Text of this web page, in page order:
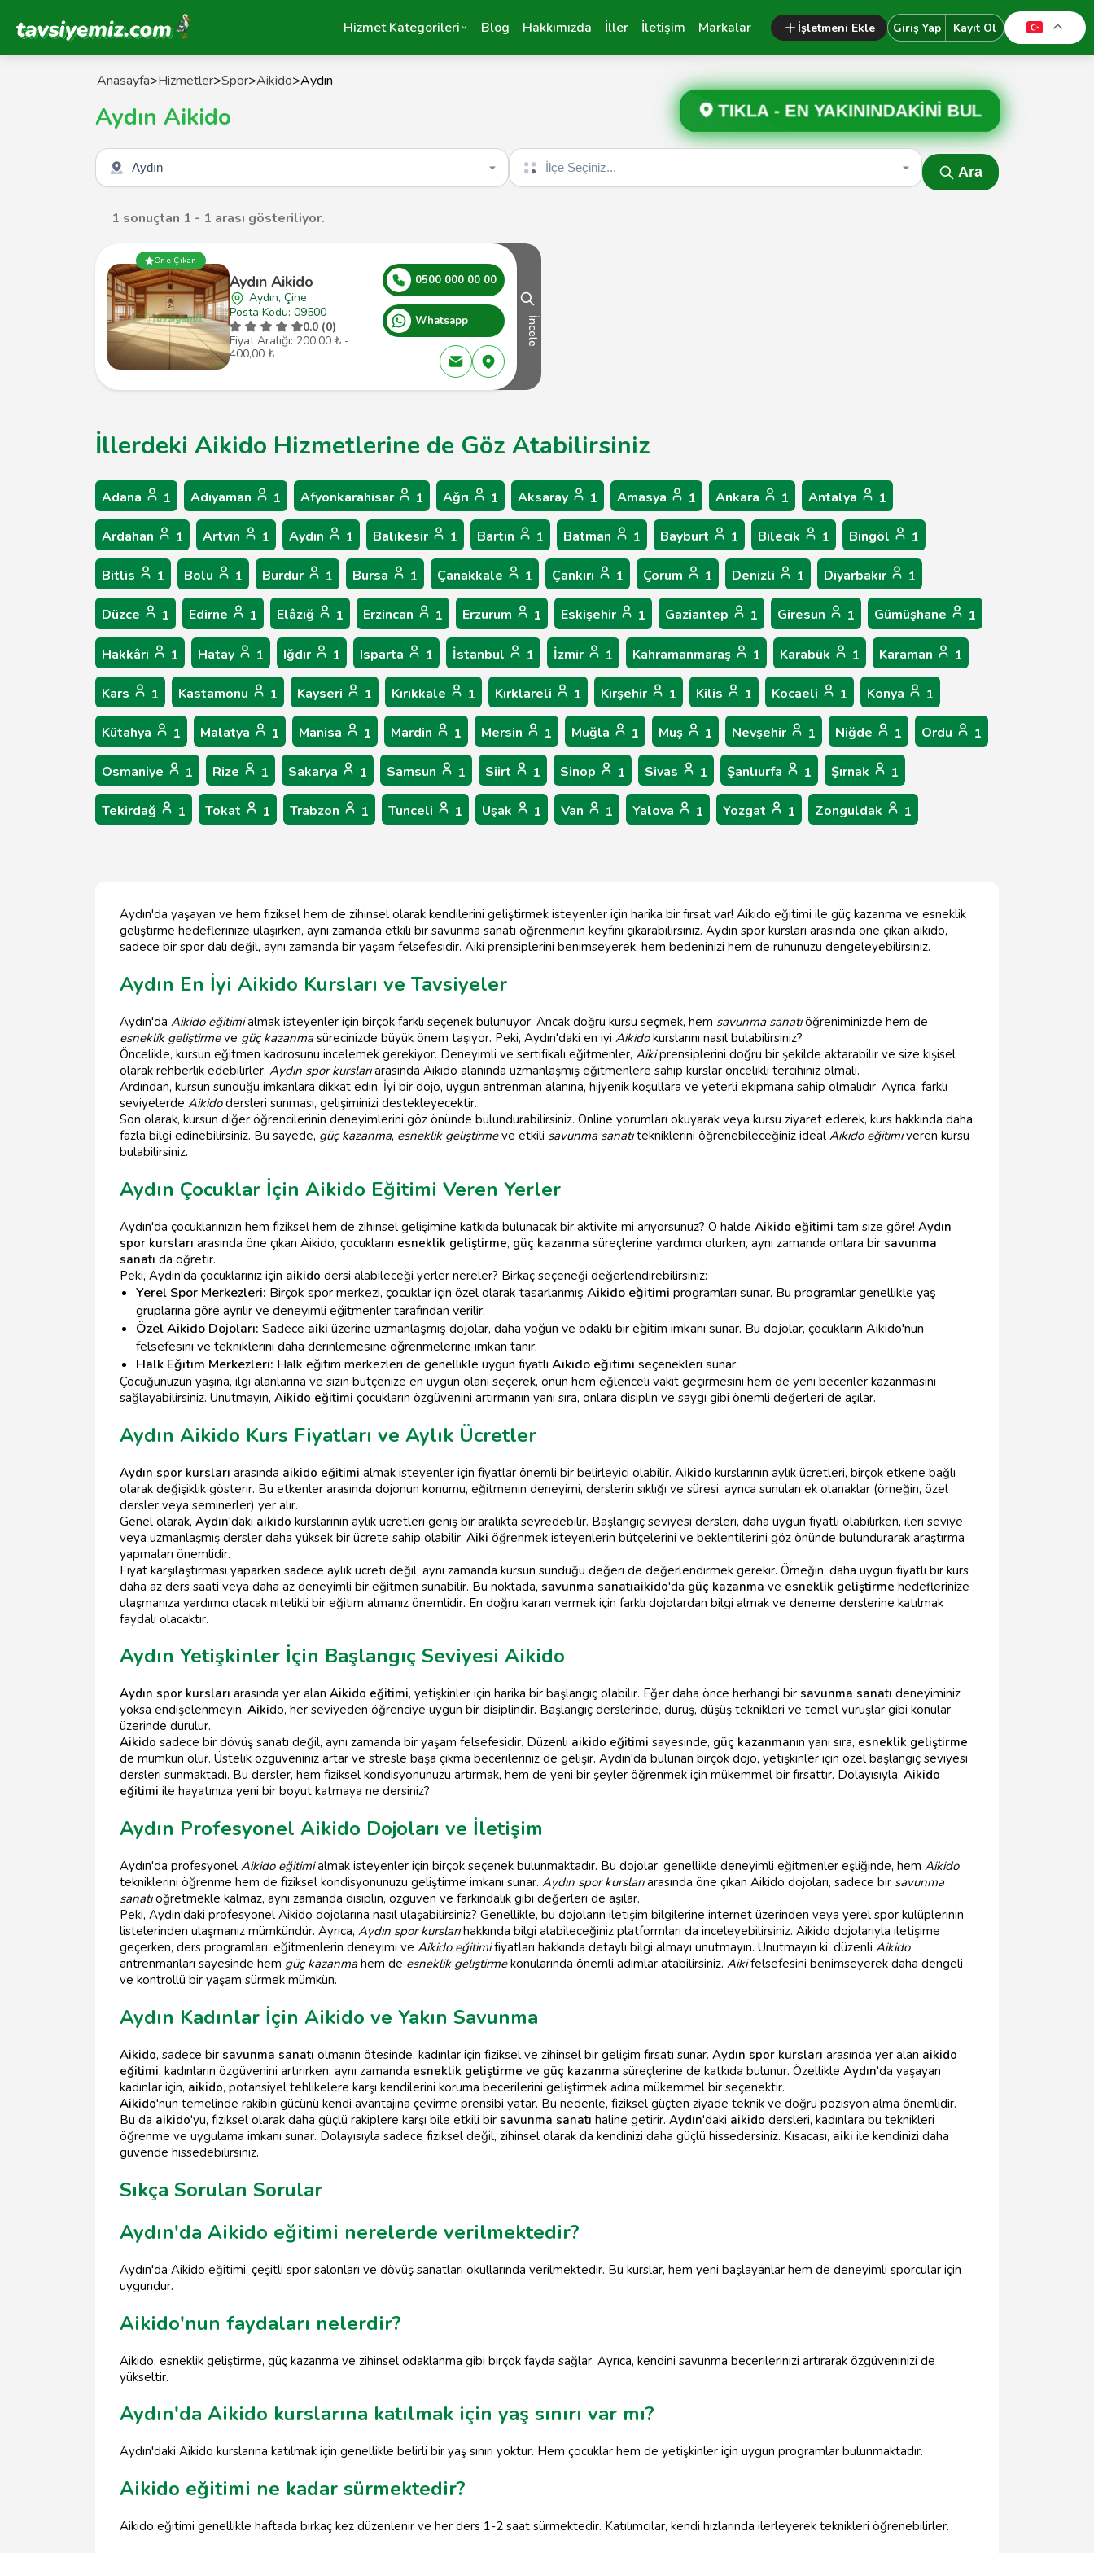
Tavsiyemiz Anasayfa Hizmet Kategorileri Blog Hakkımızda İller İletişim Markalar İşletmeni Ekle Giriş Yap Kayıt Ol
Anasayfa>Hizmetler>Spor>Aikido>Aydın
Aydın Aikido TIKLA - EN YAKININDAKİNİ BUL
Şehir seçin İlçe seçin
Ara
1 sonuçtan 1 - 1 arası gösteriliyor.
Öne Çıkan
Aydın Aikido
Aydın, Çine
Posta Kodu: 09500
0.0 (0)
Fiyat Aralığı: 200,00 ₺ -
400,00 ₺
0500 000 00 00
Whatsapp İncele
İllerdeki Aikido Hizmetlerine de Göz Atabilirsiniz
Adana 1 Adıyaman 1 Afyonkarahisar 1 Ağrı 1 Aksaray 1 Amasya 1 Ankara 1 Antalya 1
Ardahan 1 Artvin 1 Aydın 1 Balıkesir 1 Bartın 1 Batman 1 Bayburt 1 Bilecik 1 Bingöl 1
Bitlis 1 Bolu 1 Burdur 1 Bursa 1 Çanakkale 1 Çankırı 1 Çorum 1 Denizli 1 Diyarbakır 1
Düzce 1 Edirne 1 Elâzığ 1 Erzincan 1 Erzurum 1 Eskişehir 1 Gaziantep 1 Giresun 1 Gümüşhane 1
Hakkâri 1 Hatay 1 Iğdır 1 Isparta 1 İstanbul 1 İzmir 1 Kahramanmaraş 1 Karabük 1 Karaman 1
Kars 1 Kastamonu 1 Kayseri 1 Kırıkkale 1 Kırklareli 1 Kırşehir 1 Kilis 1 Kocaeli 1 Konya 1
Kütahya 1 Malatya 1 Manisa 1 Mardin 1 Mersin 1 Muğla 1 Muş 1 Nevşehir 1 Niğde 1 Ordu 1
Osmaniye 1 Rize 1 Sakarya 1 Samsun 1 Siirt 1 Sinop 1 Sivas 1 Şanlıurfa 1 Şırnak 1
Tekirdağ 1 Tokat 1 Trabzon 1 Tunceli 1 Uşak 1 Van 1 Yalova 1 Yozgat 1 Zonguldak 1
Aydın'da yaşayan ve hem fiziksel hem de zihinsel olarak kendilerini geliştirmek isteyenler için harika bir fırsat var! Aikido eğitimi ile güç kazanma ve esneklik
geliştirme hedeflerinize ulaşırken, aynı zamanda etkili bir savunma sanatı öğrenmenin keyfini çıkarabilirsiniz. Aydın spor kursları arasında öne çıkan aikido,
sadece bir spor dalı değil, aynı zamanda bir yaşam felsefesidir. Aiki prensiplerini benimseyerek, hem bedeninizi hem de ruhunuzu dengeleyebilirsiniz.
Aydın En İyi Aikido Kursları ve Tavsiyeler
Aydın'da Aikido eğitimialmak isteyenler için birçok farklı seçenek bulunuyor. Ancak doğru kursu seçmek, hem savunma sanatıöğreniminizde hem de
esneklik geliştirmeve güç kazanmasürecinizde büyük önem taşıyor. Peki, Aydın'daki en iyi Aikidokurslarını nasıl bulabilirsiniz?
Öncelikle, kursun eğitmen kadrosunu incelemek gerekiyor. Deneyimli ve sertifikalı eğitmenler, Aikiprensiplerini doğru bir şekilde aktarabilir ve size kişisel
olarak rehberlik edebilirler. Aydın spor kurslarıarasında Aikido alanında uzmanlaşmış eğitmenlere sahip kurslar öncelikli tercihiniz olmalı.
Ardından, kursun sunduğu imkanlara dikkat edin. İyi bir dojo, uygun antrenman alanına, hijyenik koşullara ve yeterli ekipmana sahip olmalıdır. Ayrıca, farklı
seviyelerde Aikidodersleri sunması, gelişiminizi destekleyecektir.
Son olarak, kursun diğer öğrencilerinin deneyimlerini göz önünde bulundurabilirsiniz. Online yorumları okuyarak veya kursu ziyaret ederek, kurs hakkında daha
fazla bilgi edinebilirsiniz. Bu sayede, güç kazanma, esneklik geliştirmeve etkili savunma sanatıtekniklerini öğrenebileceğiniz ideal Aikido eğitimiveren kursu
bulabilirsiniz.
Aydın Çocuklar İçin Aikido Eğitimi Veren Yerler
Aydın'da çocuklarınızın hem fiziksel hem de zihinsel gelişimine katkıda bulunacak bir aktivite mi arıyorsunuz? O halde Aikido eğitimi tam size göre! Aydın
spor kursları arasında öne çıkan Aikido, çocukların esneklik geliştirme, güç kazanma süreçlerine yardımcı olurken, aynı zamanda onlara bir savunma
sanatı da öğretir.
Peki, Aydın'da çocuklarınız için aikido dersi alabileceği yerler nereler? Birkaç seçeneği değerlendirebilirsiniz:
Yerel Spor Merkezleri: Birçok spor merkezi, çocuklar için özel olarak tasarlanmış Aikido eğitimi programları sunar. Bu programlar genellikle yaş
gruplarına göre ayrılır ve deneyimli eğitmenler tarafından verilir.
Özel Aikido Dojoları: Sadece aiki üzerine uzmanlaşmış dojolar, daha yoğun ve odaklı bir eğitim imkanı sunar. Bu dojolar, çocukların Aikido'nun
felsefesini ve tekniklerini daha derinlemesine öğrenmelerine imkan tanır.
Halk Eğitim Merkezleri: Halk eğitim merkezleri de genellikle uygun fiyatlı Aikido eğitimi seçenekleri sunar.
Çocuğunuzun yaşına, ilgi alanlarına ve sizin bütçenize en uygun olanı seçerek, onun hem eğlenceli vakit geçirmesini hem de yeni beceriler kazanmasını
sağlayabilirsiniz. Unutmayın, Aikido eğitimi çocukların özgüvenini artırmanın yanı sıra, onlara disiplin ve saygı gibi önemli değerleri de aşılar.
Aydın Aikido Kurs Fiyatları ve Aylık Ücretler
Aydın spor kursları arasında aikido eğitimi almak isteyenler için fiyatlar önemli bir belirleyici olabilir. Aikido kurslarının aylık ücretleri, birçok etkene bağlı
olarak değişiklik gösterir. Bu etkenler arasında dojonun konumu, eğitmenin deneyimi, derslerin sıklığı ve süresi, ayrıca sunulan ek olanaklar (örneğin, özel
dersler veya seminerler) yer alır.
Genel olarak, Aydın'daki aikido kurslarının aylık ücretleri geniş bir aralıkta seyredebilir. Başlangıç seviyesi dersleri, daha uygun fiyatlı olabilirken, ileri seviye
veya uzmanlaşmış dersler daha yüksek bir ücrete sahip olabilir. Aiki öğrenmek isteyenlerin bütçelerini ve beklentilerini göz önünde bulundurarak araştırma
yapmaları önemlidir.
Fiyat karşılaştırması yaparken sadece aylık ücreti değil, aynı zamanda kursun sunduğu değeri de değerlendirmek gerekir. Örneğin, daha uygun fiyatlı bir kurs
daha az ders saati veya daha az deneyimli bir eğitmen sunabilir. Bu noktada, savunma sanatıaikido'da güç kazanma ve esneklik geliştirme hedeflerinize
ulaşmanıza yardımcı olacak nitelikli bir eğitim almanız önemlidir. En doğru kararı vermek için farklı dojolardan bilgi almak ve deneme derslerine katılmak
faydalı olacaktır.
Aydın Yetişkinler İçin Başlangıç Seviyesi Aikido
Aydın spor kursları arasında yer alan Aikido eğitimi, yetişkinler için harika bir başlangıç olabilir. Eğer daha önce herhangi bir savunma sanatı deneyiminiz
yoksa endişelenmeyin. Aikido, her seviyeden öğrenciye uygun bir disiplindir. Başlangıç derslerinde, duruş, düşüş teknikleri ve temel vuruşlar gibi konular
üzerinde durulur.
Aikido sadece bir dövüş sanatı değil, aynı zamanda bir yaşam felsefesidir. Düzenli aikido eğitimi sayesinde, güç kazanmanın yanı sıra, esneklik geliştirme
de mümkün olur. Üstelik özgüveniniz artar ve stresle başa çıkma becerileriniz de gelişir. Aydın'da bulunan birçok dojo, yetişkinler için özel başlangıç seviyesi
dersleri sunmaktadı. Bu dersler, hem fiziksel kondisyonunuzu artırmak, hem de yeni bir şeyler öğrenmek için mükemmel bir fırsattır. Dolayısıyla, Aikido
eğitimi ile hayatınıza yeni bir boyut katmaya ne dersiniz?
Aydın Profesyonel Aikido Dojoları ve İletişim
Aydın'da profesyonel Aikido eğitimialmak isteyenler için birçok seçenek bulunmaktadır. Bu dojolar, genellikle deneyimli eğitmenler eşliğinde, hem Aikido
tekniklerini öğrenme hem de fiziksel kondisyonunuzu geliştirme imkanı sunar. Aydın spor kurslarıarasında öne çıkan Aikido dojoları, sadece bir savunma
sanatıöğretmekle kalmaz, aynı zamanda disiplin, özgüven ve farkındalık gibi değerleri de aşılar.
Peki, Aydın'daki profesyonel Aikido dojolarına nasıl ulaşabilirsiniz? Genellikle, bu dojoların iletişim bilgilerine internet üzerinden veya yerel spor kulüplerinin
listelerinden ulaşmanız mümkündür. Ayrıca, Aydın spor kurslarıhakkında bilgi alabileceğiniz platformları da inceleyebilirsiniz. Aikido dojolarıyla iletişime
geçerken, ders programları, eğitmenlerin deneyimi ve Aikido eğitimifiyatları hakkında detaylı bilgi almayı unutmayın. Unutmayın ki, düzenli Aikido
antrenmanları sayesinde hem güç kazanmahem de esneklik geliştirmekonularında önemli adımlar atabilirsiniz. Aikifelsefesini benimseyerek daha dengeli
ve kontrollü bir yaşam sürmek mümkün.
Aydın Kadınlar İçin Aikido ve Yakın Savunma
Aikido, sadece bir savunma sanatı olmanın ötesinde, kadınlar için fiziksel ve zihinsel bir gelişim fırsatı sunar. Aydın spor kursları arasında yer alan aikido
eğitimi, kadınların özgüvenini artırırken, aynı zamanda esneklik geliştirme ve güç kazanma süreçlerine de katkıda bulunur. Özellikle Aydın'da yaşayan
kadınlar için, aikido, potansiyel tehlikelere karşı kendilerini koruma becerilerini geliştirmek adına mükemmel bir seçenektir.
Aikido'nun temelinde rakibin gücünü kendi avantajına çevirme prensibi yatar. Bu nedenle, fiziksel güçten ziyade teknik ve doğru pozisyon alma önemlidir.
Bu da aikido'yu, fiziksel olarak daha güçlü rakiplere karşı bile etkili bir savunma sanatı haline getirir. Aydın'daki aikido dersleri, kadınlara bu teknikleri
öğrenme ve uygulama imkanı sunar. Dolayısıyla sadece fiziksel değil, zihinsel olarak da kendinizi daha güçlü hissedersiniz. Kısacası, aiki ile kendinizi daha
güvende hissedebilirsiniz.
Sıkça Sorulan Sorular
Aydın'da Aikido eğitimi nerelerde verilmektedir?
Aydın'da Aikido eğitimi, çeşitli spor salonları ve dövüş sanatları okullarında verilmektedir. Bu kurslar, hem yeni başlayanlar hem de deneyimli sporcular için
uygundur.
Aikido'nun faydaları nelerdir?
Aikido, esneklik geliştirme, güç kazanma ve zihinsel odaklanma gibi birçok fayda sağlar. Ayrıca, kendini savunma becerilerinizi artırarak özgüveninizi de
yükseltir.
Aydın'da Aikido kurslarına katılmak için yaş sınırı var mı?
Aydın'daki Aikido kurslarına katılmak için genellikle belirli bir yaş sınırı yoktur. Hem çocuklar hem de yetişkinler için uygun programlar bulunmaktadır.
Aikido eğitimi ne kadar sürmektedir?
Aikido eğitimi genellikle haftada birkaç kez düzenlenir ve her ders 1-2 saat sürmektedir. Katılımcılar, kendi hızlarında ilerleyerek teknikleri öğrenebilirler.